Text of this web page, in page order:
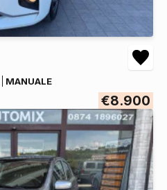
MANUALE
€8.900